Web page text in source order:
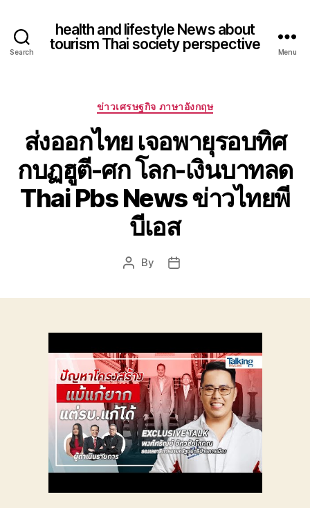
Search
health and lifestyle News about
tourism Thai society perspective
Menu
Categories
ข่าวเศรษฐกิจ ภาษาอังกฤษ
ส่งออกไทย เจอพายุรอบทิศ
กบฏฮูตี-ศก โลก-เงินบาทลด
Thai Pbs News ข่าวไทยพี
บีเอส
Post
By
Post